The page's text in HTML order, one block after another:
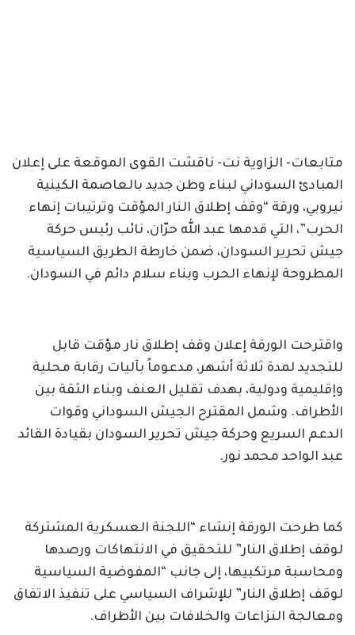
متابعات- الزاوية نت- ناقشت القوى الموقعة على إعلان
المبادئ السوداني لبناء وطن جديد بالعاصمة الكينية
نيروبي، ورقة “وقف إطلاق النار المؤقت وترتيبات إنهاء
الحرب”، التي قدمها عبد الله حرّان، نائب رئيس حركة
جيش تحرير السودان، ضمن خارطة الطريق السياسية
المطروحة لإنهاء الحرب وبناء سلام دائم في السودان.
واقترحت الورقة إعلان وقف إطلاق نار مؤقت قابل
للتجديد لمدة ثلاثة أشهر، مدعوماً بآليات رقابة محلية
وإقليمية ودولية، بهدف تقليل العنف وبناء الثقة بين
الأطراف. وشمل المقترح الجيش السوداني وقوات
الدعم السريع وحركة جيش تحرير السودان بقيادة القائد
عبد الواحد محمد نور.
كما طرحت الورقة إنشاء “اللجنة العسكرية المشتركة
لوقف إطلاق النار” للتحقيق في الانتهاكات ورصدها
ومحاسبة مرتكبيها، إلى جانب “المفوضية السياسية
لوقف إطلاق النار” للإشراف السياسي على تنفيذ الاتفاق
ومعالجة النزاعات والخلافات بين الأطراف.